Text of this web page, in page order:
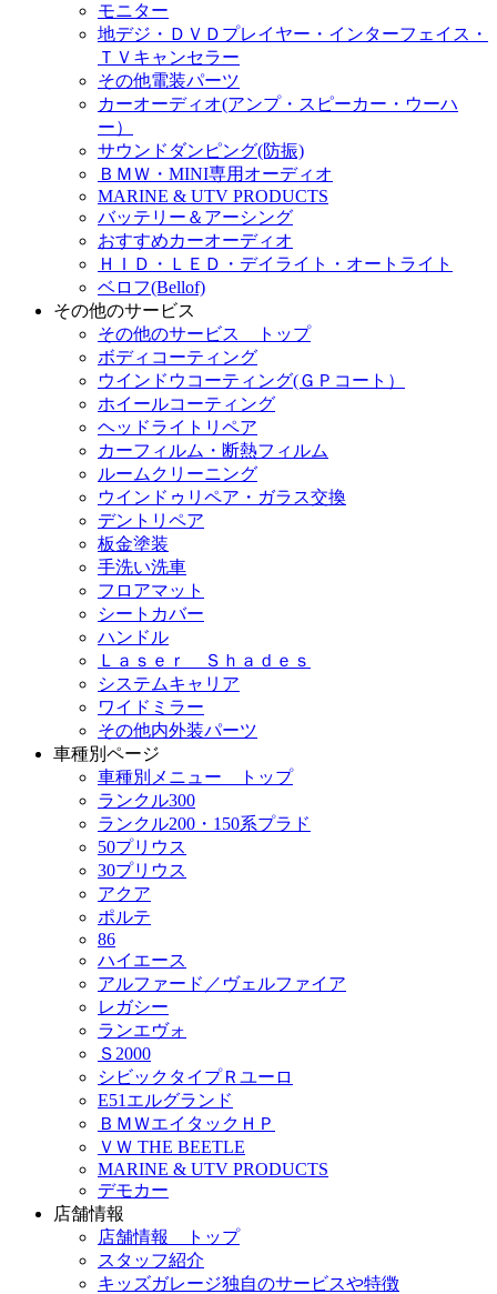
モニター
地デジ・ＤＶＤプレイヤー・インターフェイス・
ＴＶキャンセラー
その他電装パーツ
カーオーディオ(アンプ・スピーカー・ウーハ
ー）
サウンドダンピング(防振)
ＢＭＷ・MINI専用オーディオ
MARINE & UTV PRODUCTS
バッテリー＆アーシング
おすすめカーオーディオ
ＨＩＤ・ＬＥＤ・デイライト・オートライト
ベロフ(Bellof)
その他のサービス
その他のサービス トップ
ボディコーティング
ウインドウコーティング(ＧＰコート）
ホイールコーティング
ヘッドライトリペア
カーフィルム・断熱フィルム
ルームクリーニング
ウインドゥリペア・ガラス交換
デントリペア
板金塗装
手洗い洗車
フロアマット
シートカバー
ハンドル
Ｌａｓｅｒ Ｓｈａｄｅｓ
システムキャリア
ワイドミラー
その他内外装パーツ
車種別ページ
車種別メニュー トップ
ランクル300
ランクル200・150系プラド
50プリウス
30プリウス
アクア
ポルテ
86
ハイエース
アルファード／ヴェルファイア
レガシー
ランエヴォ
Ｓ2000
シビックタイプＲユーロ
E51エルグランド
ＢＭＷエイタックＨＰ
ＶＷ THE BEETLE
MARINE & UTV PRODUCTS
デモカー
店舗情報
店舗情報 トップ
スタッフ紹介
キッズガレージ独自のサービスや特徴